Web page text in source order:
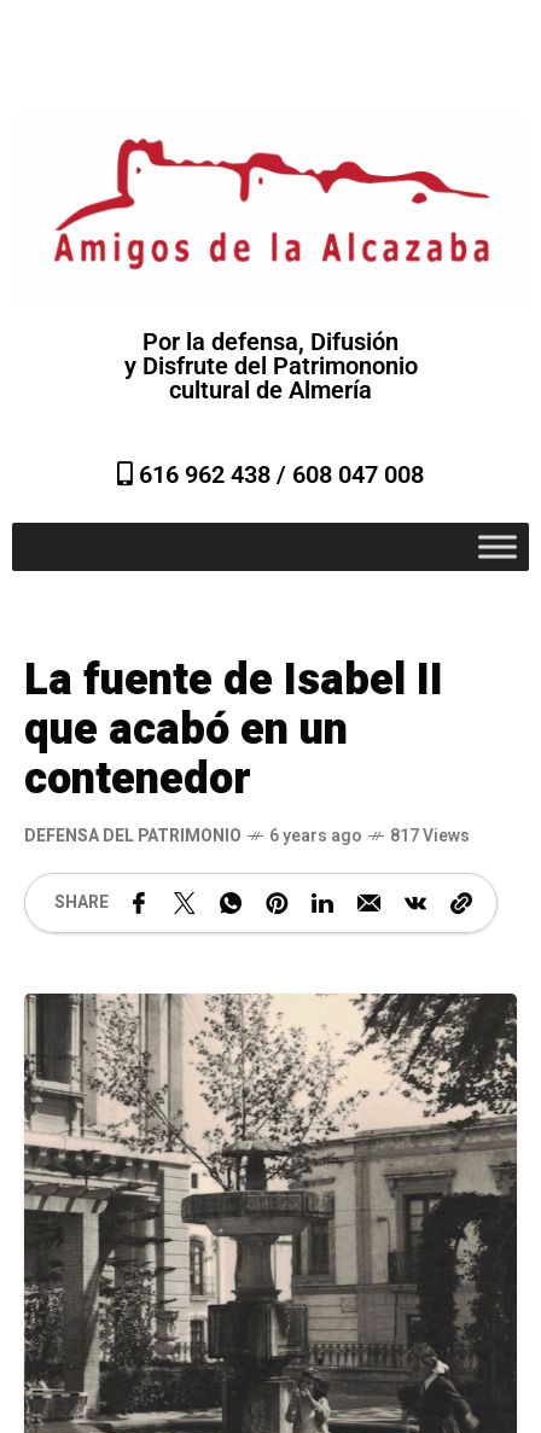
Por la defensa, Difusión
y Disfrute del Patrimononio
cultural de Almería
616 962 438 / 608 047 008
La fuente de Isabel II
que acabó en un
contenedor
DEFENSA DEL PATRIMONIO 6 years ago 817 Views
SHARE